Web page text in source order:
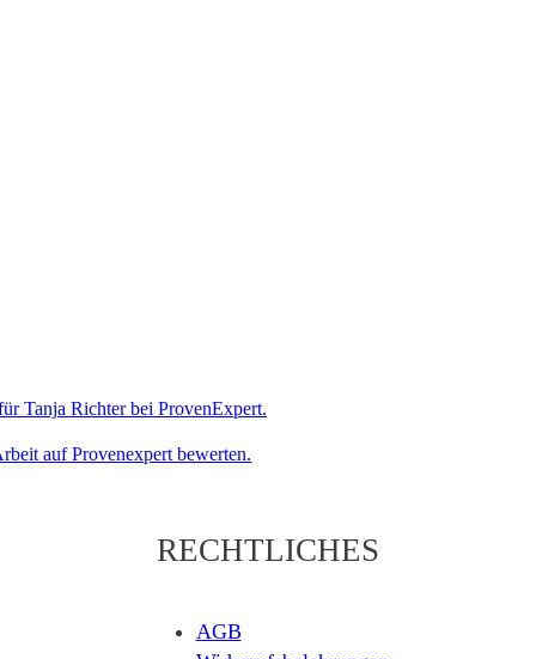
auf Provenexpert bewerten.
RECHTLICHES
AGB